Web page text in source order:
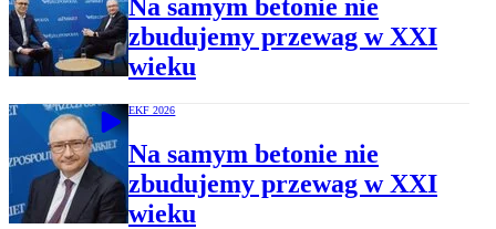
Na samym betonie nie
zbudujemy przewag w XXI
wieku
EKF 2026
Na samym betonie nie
zbudujemy przewag w XXI
wieku